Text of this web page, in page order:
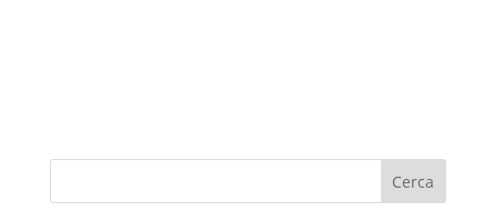
Cerca